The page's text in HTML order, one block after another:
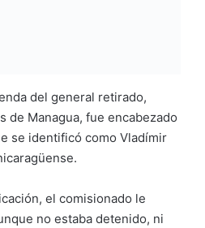
del general retirado,
de Managua, fue encabezado
se identificó como Vladímir
el comisionado le
no estaba detenido, ni